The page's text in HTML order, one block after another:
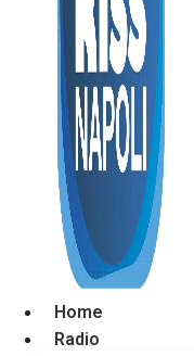
Home
Radio